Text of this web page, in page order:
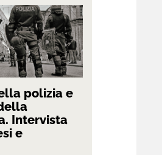
polizia e
Intervista
e